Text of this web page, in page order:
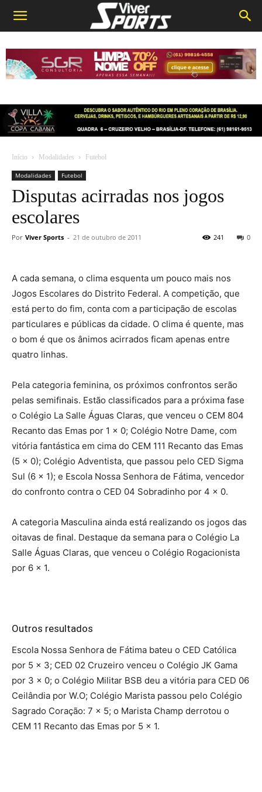
Início Modalidades Futebol
Modalidades Futebol
Disputas acirradas nos jogos
escolares
Por Viver Sports - 21 de outubro de 2011 0
241
A cada semana, o clima esquenta um pouco mais nos
Jogos Escolares do Distrito Federal. A competição, que
está perto do fim, conta com a participação de escolas
particulares e públicas da cidade. O clima é quente, mas
o bom é que os ânimos acirrados ficam apenas entre
quatro linhas.
Pela categoria feminina, os próximos confrontos serão
pelas semifinais. Estão classificados para a próxima fase
o Colégio La Salle Águas Claras, que venceu o CEM 804
Recanto das Emas por 1 x 0; Colégio Notre Dame, com
vitória fantástica em cima do CEM 111 Recanto das Emas
(5 x 0); Colégio Adventista, que passou pelo CED Sigma
Sul (6 x 1); e Escola Nossa Senhora de Fátima, vencedor
do confronto contra o CED 04 Sobradinho por 4 x 0.
A categoria Masculina ainda está realizando os jogos das
oitavas de final. Destaque da semana para o Colégio La
Salle Águas Claras, que venceu o Colégio Rogacionista
por 6 x 1.
Outros resultados
Escola Nossa Senhora de Fátima bateu o CED Católica
por 5 x 3; CED 02 Cruzeiro venceu o Colégio JK Gama
por 3 x 0; o Colégio Militar BSB deu a vitória para CED 06
Ceilândia por W.O; Colégio Marista passou pelo Colégio
Sagrado Coração: 7 x 5; o Marista Champ derrotou o
CEM 11 Recanto das Emas por 5 x 1.